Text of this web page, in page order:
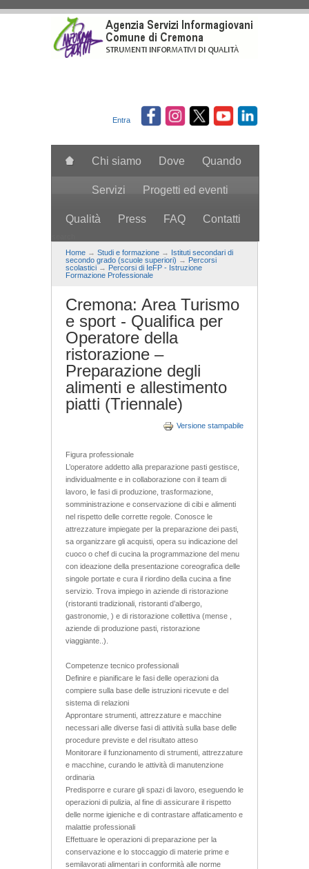
Entra
Chi siamo Dove Quando
Servizi Progetti ed eventi
Qualità Press FAQ Contatti
Home → Studi e formazione → Istituti secondari di
secondo grado (scuole superiori) → Percorsi
scolastici → Percorsi di IeFP - Istruzione
Formazione Professionale
Cremona: Area Turismo
e sport - Qualifica per
Operatore della
ristorazione –
Preparazione degli
alimenti e allestimento
piatti (Triennale)
Versione stampabile
Figura professionale
L’operatore addetto alla preparazione pasti gestisce,
individualmente e in collaborazione con il team di
lavoro, le fasi di produzione, trasformazione,
somministrazione e conservazione di cibi e alimenti
nel rispetto delle corrette regole. Conosce le
attrezzature impiegate per la preparazione dei pasti,
sa organizzare gli acquisti, opera su indicazione del
cuoco o chef di cucina la programmazione del menu
con ideazione della presentazione coreografica delle
singole portate e cura il riordino della cucina a fine
servizio. Trova impiego in aziende di ristorazione
(ristoranti tradizionali, ristoranti d’albergo,
gastronomie, ) e di ristorazione collettiva (mense ,
aziende di produzione pasti, ristorazione
viaggiante..).
Competenze tecnico professionali
Definire e pianificare le fasi delle operazioni da
compiere sulla base delle istruzioni ricevute e del
sistema di relazioni
Approntare strumenti, attrezzature e macchine
necessari alle diverse fasi di attività sulla base delle
procedure previste e del risultato atteso
Monitorare il funzionamento di strumenti, attrezzature
e macchine, curando le attività di manutenzione
ordinaria
Predisporre e curare gli spazi di lavoro, eseguendo le
operazioni di pulizia, al fine di assicurare il rispetto
delle norme igieniche e di contrastare affaticamento e
malattie professionali
Effettuare le operazioni di preparazione per la
conservazione e lo stoccaggio di materie prime e
semilavorati alimentari in conformità alle norme